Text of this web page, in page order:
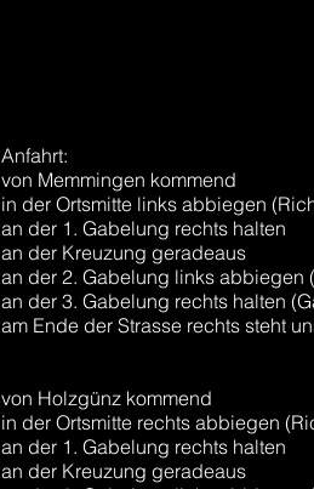
Anfahrt:
von Memmingen kommend
in der Ortsmitte links abbiegen
an der 1. Gabelung rechts halten
an der Kreuzung geradeaus
an der 2. Gabelung links abbiegen
an der 3. Gabelung rechts halten
am Ende der Strasse rechts steht
von Holzgünz kommend
in der Ortsmitte rechts abbiegen
an der 1. Gabelung rechts halten
an der Kreuzung geradeaus